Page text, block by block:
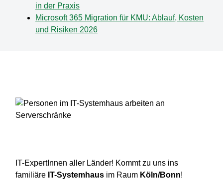
in der Praxis
Microsoft 365 Migration für KMU: Ablauf, Kosten
und Risiken 2026
IT-ExpertInnen aller Länder! Kommt zu uns ins
familiäre IT-Systemhaus im Raum Köln/Bonn!